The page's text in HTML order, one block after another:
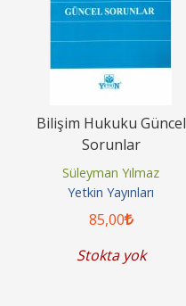
Bilişim Hukuku Güncel
Sorunlar
Süleyman Yılmaz
Yetkin Yayınları
85,00
Stokta yok